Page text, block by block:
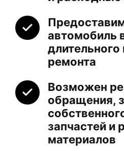
автомобиль
длительного
ремонта
Возможен
обращения,
запчастей и
материалов